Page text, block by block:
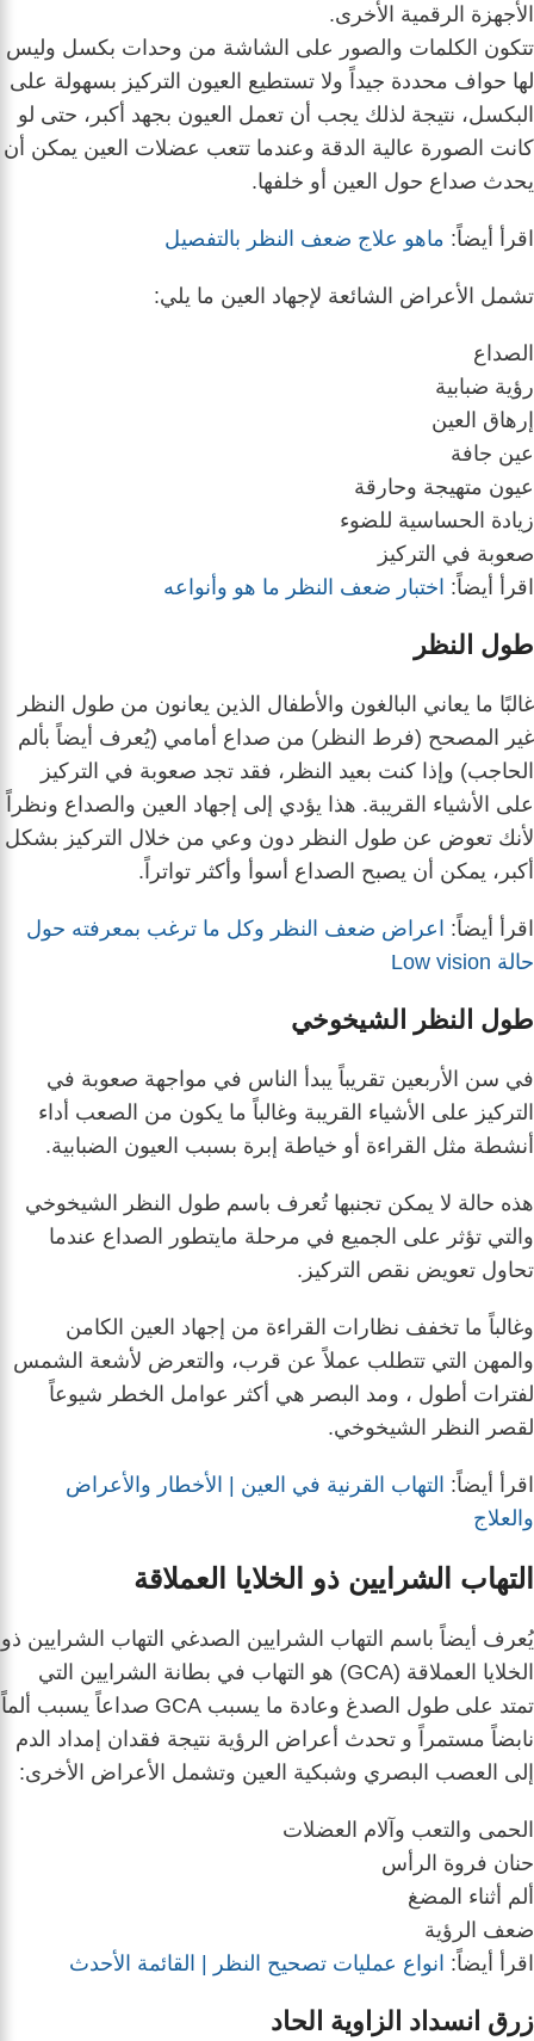
الأجهزة الرقمية الأخرى.
تتكون الكلمات والصور على الشاشة من وحدات بكسل وليس
لها حواف محددة جيداً ولا تستطيع العيون التركيز بسهولة على
البكسل، نتيجة لذلك يجب أن تعمل العيون بجهد أكبر، حتى لو
كانت الصورة عالية الدقة وعندما تتعب عضلات العين يمكن أن
يحدث صداع حول العين أو خلفها.
اقرأ أيضاً: ماهو علاج ضعف النظر بالتفصيل
تشمل الأعراض الشائعة لإجهاد العين ما يلي:
الصداع
رؤية ضبابية
إرهاق العين
عين جافة
عيون متهيجة وحارقة
زيادة الحساسية للضوء
صعوبة في التركيز
اقرأ أيضاً: اختبار ضعف النظر ما هو وأنواعه
طول النظر
غالبًا ما يعاني البالغون والأطفال الذين يعانون من طول النظر
غير المصحح (فرط النظر) من صداع أمامي (يُعرف أيضاً بألم
الحاجب) وإذا كنت بعيد النظر، فقد تجد صعوبة في التركيز
على الأشياء القريبة. هذا يؤدي إلى إجهاد العين والصداع ونظراً
لأنك تعوض عن طول النظر دون وعي من خلال التركيز بشكل
أكبر، يمكن أن يصبح الصداع أسوأ وأكثر تواتراً.
اقرأ أيضاً:
اعراض ضعف النظر وكل ما ترغب بمعرفته حول
حالة Low vision
طول النظر الشيخوخي
في سن الأربعين تقريباً يبدأ الناس في مواجهة صعوبة في
التركيز على الأشياء القريبة وغالباً ما يكون من الصعب أداء
أنشطة مثل القراءة أو خياطة إبرة بسبب العيون الضبابية.
هذه حالة لا يمكن تجنبها تُعرف باسم طول النظر الشيخوخي
والتي تؤثر على الجميع في مرحلة مايتطور الصداع عندما
تحاول تعويض نقص التركيز.
وغالباً ما تخفف نظارات القراءة من إجهاد العين الكامن
والمهن التي تتطلب عملاً عن قرب، والتعرض لأشعة الشمس
لفترات أطول ، ومد البصر هي أكثر عوامل الخطر شيوعاً
لقصر النظر الشيخوخي.
اقرأ أيضاً: التهاب القرنية في العين | الأخطار والأعراض
والعلاج
التهاب الشرايين ذو الخلايا العملاقة
يُعرف أيضاً باسم التهاب الشرايين الصدغي التهاب الشرايين ذو
الخلايا العملاقة (GCA) هو التهاب في بطانة الشرايين التي
تمتد على طول الصدغ وعادة ما يسبب GCA صداعاً يسبب ألماً
نابضاً مستمراً و تحدث أعراض الرؤية نتيجة فقدان إمداد الدم
إلى العصب البصري وشبكية العين وتشمل الأعراض الأخرى:
الحمى والتعب وآلام العضلات
حنان فروة الرأس
ألم أثناء المضغ
ضعف الرؤية
اقرأ أيضاً: انواع عمليات تصحيح النظر | القائمة الأحدث
زرق انسداد الزاوية الحاد